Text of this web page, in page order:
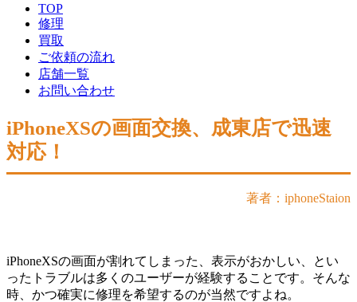
TOP
修理
買取
ご依頼の流れ
店舗一覧
お問い合わせ
iPhoneXSの画面交換、成東店で迅速
対応！
著者：iphoneStaion
iPhoneXSの画面が割れてしまった、表示がおかしい、とい
ったトラブルは多くのユーザーが経験することです。そんな
時、かつ確実に修理を希望するのが当然ですよね。